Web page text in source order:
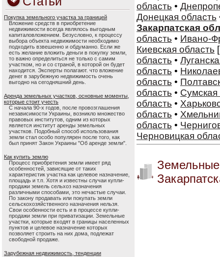
Покупка земельного участка за границей
Вложение средств в приобретение
недвижимости всегда являлось выгодным
капиталовложением. Безусловно, к процессу
выбора объекта недвижимости необходимо
подходить взвешенно и обдуманно. Если же
есть желание вложить деньги в покупку земли,
то важно определиться не только с самим
участком, но и со страной, в которой он будет
находится. Эксперты полагают. что вложение
денег в зарубежную недвижимость очень
выгодно на сегодняшний день.
Аренда земельных участков, основные моменты,
которые стоит учесть
С начала 90-х годов, после провозглашения
независимости Украины, возникло множество
правовых институтов, одним из которых
является институт аренды земельных
участков. Подобный способ использования
земли стал особо популярен после того, как
был принят Закон Украины "Об аренде земли".
Как купить землю
Процесс приобретения земли имеет ряд
особенностей, зависящие от таких
характеристик участка как целевое назначение,
площадь и т.п. Хотя и известны случаи купли-
продажи земель сельхоз назначения
различными способами, это нечастые случаи.
По закону продавать или покупать земли
сельскохозяйственного назначения нельзя.
Свои особенности есть и в процессе купли-
продажи земли при приватизации. Земельные
участки, которые входят в границы населенных
пунктов и целевое назначение которых
позволяет строить на них дома, подлежат
свободной продаже.
Зарубежная недвижимость, тенденции
область •
Донецкая область
Закарпатская
область • Ивано-
Киевская область
область •
область •
область •
область • Сумская
область •
область •
область •
Черновицкая
Земельные